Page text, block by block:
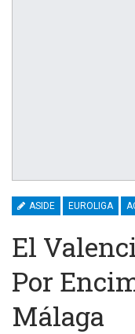
ASIDE EUROLIGA
El
Por
Málaga